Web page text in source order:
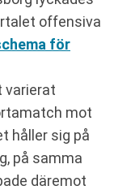
offensiva
för
varierat
mot
håller sig på
på samma
däremot